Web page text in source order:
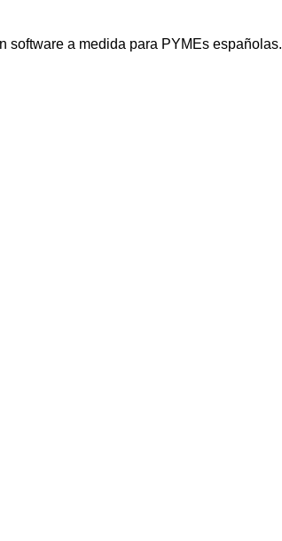
software a medida para PYMEs españolas.